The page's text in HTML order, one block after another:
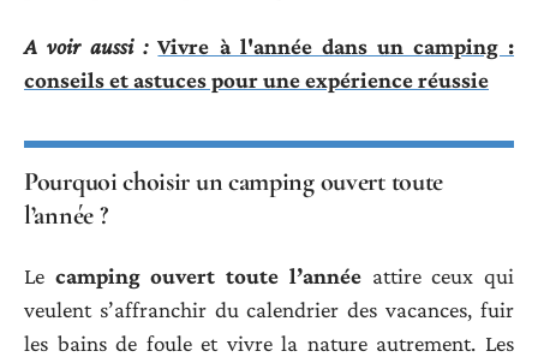
A voir aussi : Vivre à l'année dans un camping :
conseils et astuces pour une expérience réussie
Pourquoi choisir un camping ouvert toute
l’année ?
Le camping ouvert toute l’annéeattire ceux qui
veulent s’affranchir du calendrier des vacances, fuir
les bains de foule et vivre la nature autrement. Les